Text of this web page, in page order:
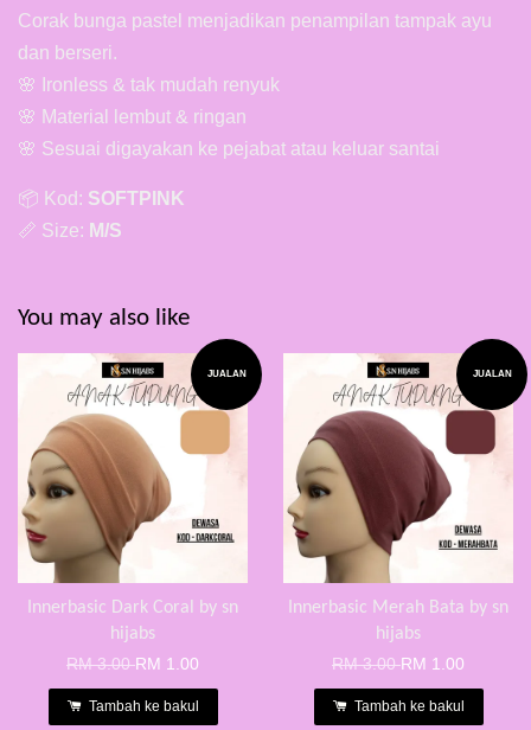
Corak bunga pastel menjadikan penampilan tampak ayu
dan berseri.
🌸 Ironless & tak mudah renyuk
🌸 Material lembut & ringan
🌸 Sesuai digayakan ke pejabat atau keluar santai
📦 Kod: SOFTPINK
📏 Size: M/S
You may also like
JUALAN
Innerbasic Dark Coral by sn
hijabs
RM 3.00RM 1.00
Tambah ke bakul
JUALAN
Innerbasic Merah Bata by sn
hijabs
RM 3.00RM 1.00
Tambah ke bakul